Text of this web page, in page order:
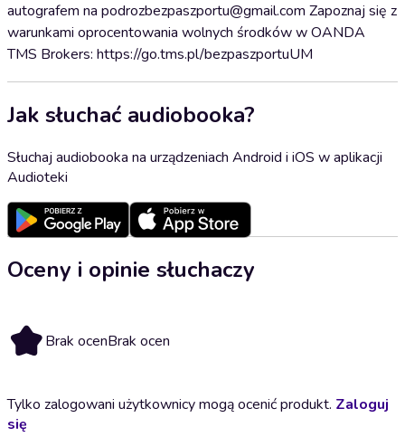
autografem na podrozbezpaszportu@gmail.com Zapoznaj się z
warunkami oprocentowania wolnych środków w OANDA
TMS Brokers: https://go.tms.pl/bezpaszportuUM
Jak słuchać audiobooka?
Słuchaj audiobooka na urządzeniach Android i iOS w aplikacji
Audioteki
Oceny i opinie słuchaczy
Brak ocenBrak ocen
Tylko zalogowani użytkownicy mogą ocenić produkt. Zaloguj
się